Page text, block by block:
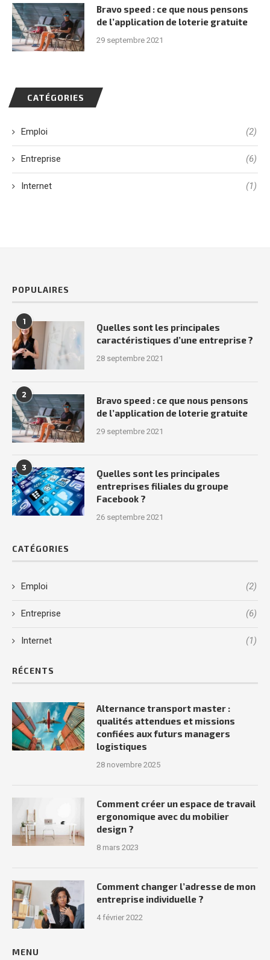
Bravo speed : ce que nous pensons
de l’application de loterie gratuite
29 septembre 2021
CATÉGORIES
Emploi (2)
Entreprise (6)
Internet (1)
POPULAIRES
1
Quelles sont les principales
caractéristiques d’une entreprise ?
28 septembre 2021
2
Bravo speed : ce que nous pensons
de l’application de loterie gratuite
29 septembre 2021
3
Quelles sont les principales
entreprises filiales du groupe
Facebook ?
26 septembre 2021
CATÉGORIES
Emploi (2)
Entreprise (6)
Internet (1)
RÉCENTS
Alternance transport master :
qualités attendues et missions
confiées aux futurs managers
logistiques
28 novembre 2025
Comment créer un espace de travail
ergonomique avec du mobilier
design ?
8 mars 2023
Comment changer l’adresse de mon
entreprise individuelle ?
4 février 2022
MENU